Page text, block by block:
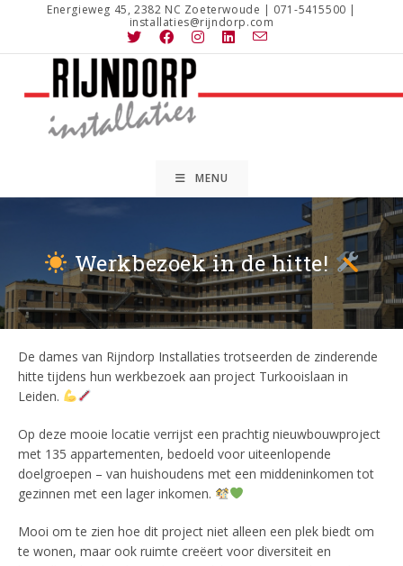
Energieweg 45, 2382 NC Zoeterwoude | 071-5415500 |
installaties@rijndorp.com
MENU
Werkbezoek in de hitte!
De dames van Rijndorp Installaties trotseerden de zinderende
hitte tijdens hun werkbezoek aan project Turkooislaan in
Leiden.
Op deze mooie locatie verrijst een prachtig nieuwbouwproject
met 135 appartementen, bedoeld voor uiteenlopende
doelgroepen – van huishoudens met een middeninkomen tot
gezinnen met een lager inkomen.
Mooi om te zien hoe dit project niet alleen een plek biedt om
te wonen, maar ook ruimte creëert voor diversiteit en